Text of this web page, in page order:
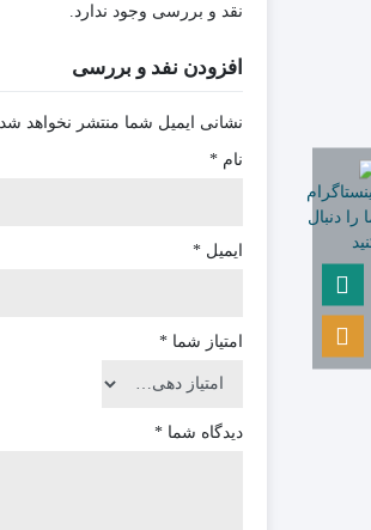
نقد و بررسی وجود ندارد.
افزودن نفد و بررسی
نشانی ایمیل شما منتشر نخواهد شد.
نام *
ایمیل *
امتیاز شما *
دیدگاه شما *